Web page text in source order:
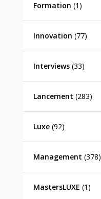
Formation (1)
Innovation (77)
Interviews(33)
Lancement (283)
Luxe(92)
Management (378)
MastersLUXE (1)